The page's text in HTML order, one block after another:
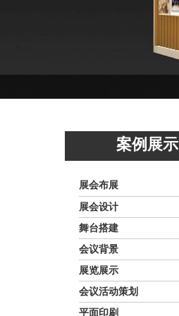
案例展示
展会布展
展会设计
舞台搭建
会议背景
展览展示
会议活动策划
平面印刷